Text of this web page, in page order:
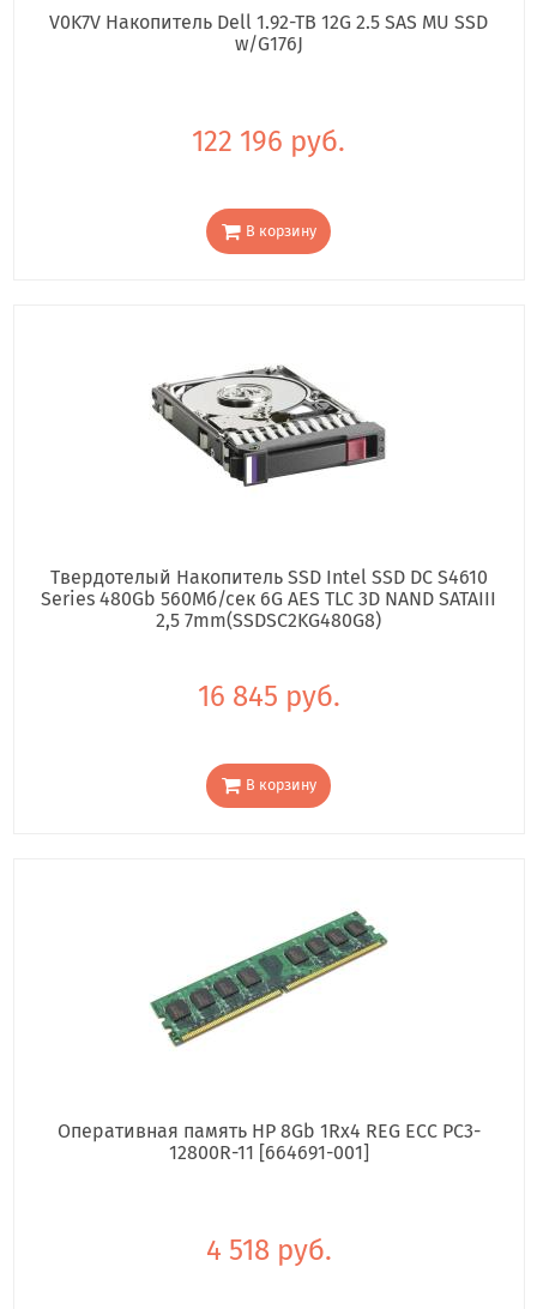
V0K7V Накопитель Dell 1.92-TB 12G 2.5 SAS MU SSD
w/G176J
122 196 руб.
В корзину
Твердотелый Накопитель SSD Intel SSD DC S4610
Series 480Gb 560Мб/сек 6G AES TLC 3D NAND SATAIII
2,5 7mm(SSDSC2KG480G8)
16 845 руб.
В корзину
Оперативная память HP 8Gb 1Rx4 REG ECC PC3-
12800R-11 [664691-001]
4 518 руб.